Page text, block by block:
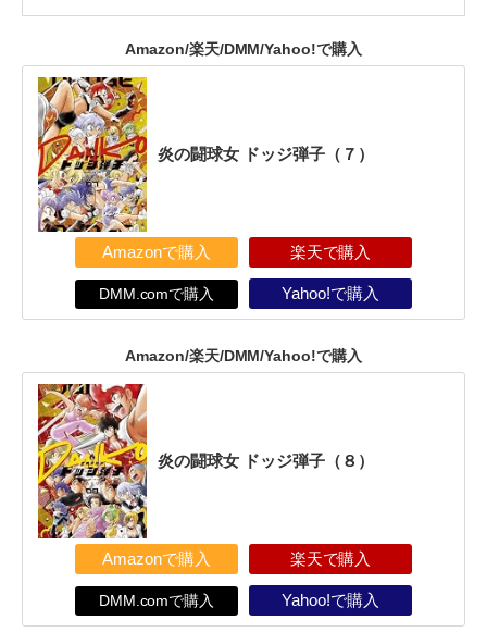
Amazon/楽天/DMM/Yahoo!で購入
炎の闘球女 ドッジ弾子（７）
Amazonで購入 楽天で購入
DMM.comで購入 Yahoo!で購入
Amazon/楽天/DMM/Yahoo!で購入
炎の闘球女 ドッジ弾子（８）
Amazonで購入 楽天で購入
DMM.comで購入 Yahoo!で購入